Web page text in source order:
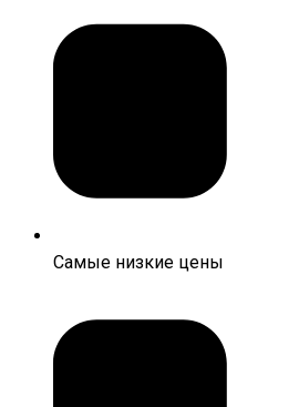
Самые низкие цены